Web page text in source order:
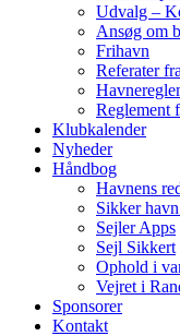
Udvalg –
Ansøg om
Frihavn
Referater
Reglement
Klubkalender
Nyheder
Håndbog
Havnens
Sikker
Sejler Apps
Sejl Sikkert
Ophold i
Vejret i
Sponsorer
Kontakt